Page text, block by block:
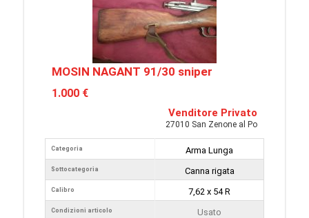
MOSIN NAGANT 91/30 sniper
1.000 €
Venditore Privato
27010 San Zenone al Po
Categoria
Sottocategoria
Calibro
Condizioni articolo
Arma Lunga
Canna rigata
7,62 x 54 R
Usato